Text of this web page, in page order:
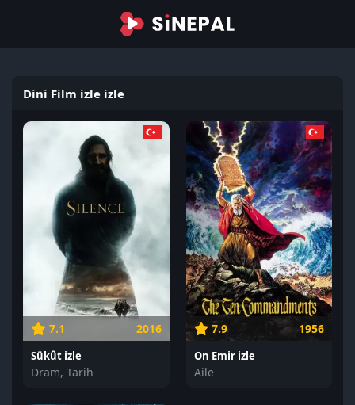
Dini Film izle izle
7.1 2016
Sükût izle
Dram, Tarih
7.9 1956
On Emir izle
Aile